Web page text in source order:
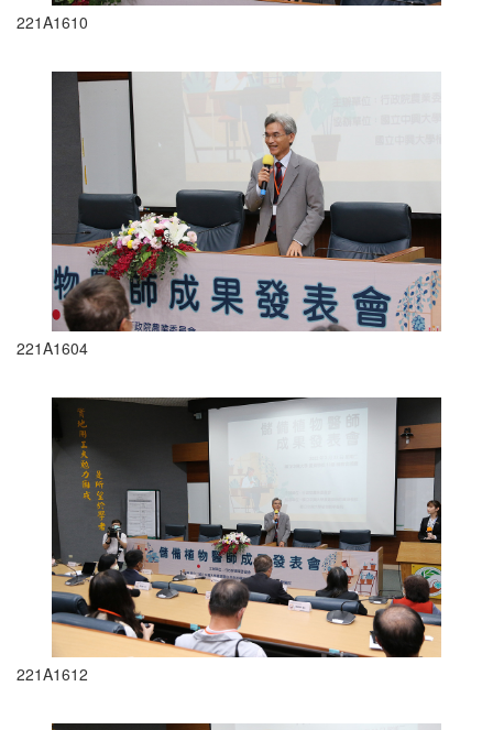
221A1610
221A1604
221A1612